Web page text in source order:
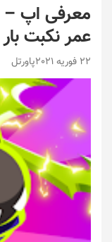
عمر نکبت
22 فوریه 2021 پاورتل